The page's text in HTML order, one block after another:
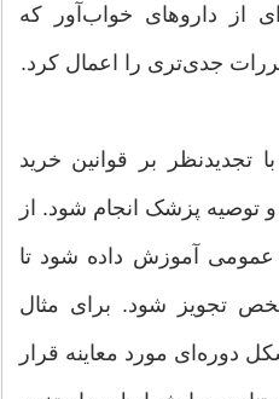
از داروهای خواب‌آور که
جدی‌تری را اعمال کرد.
تجدیدنظر بر قوانین خرید
توصیه پزشک انجام شود. از
عمومی آموزش داده شود تا
تجویز شود. برای مثال
دوره‌ای مورد معاینه قرار